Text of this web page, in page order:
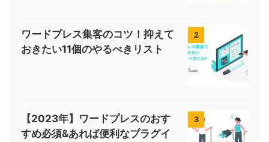
2
ワードプレス集客のコツ！抑えて
おきたい11個のやるべきリスト
3
【2023年】ワードプレスのおす
すめ必須&あれば便利なプラグイ